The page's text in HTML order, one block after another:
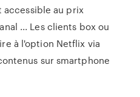
accessible au prix
... Les clients box ou
à l'option Netflix via
sur smartphone